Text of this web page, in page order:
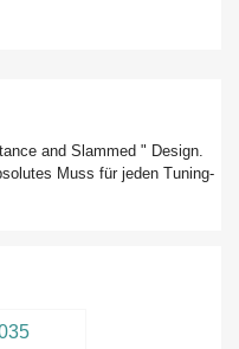
and Slammed " Design.
Muss für jeden Tuning-